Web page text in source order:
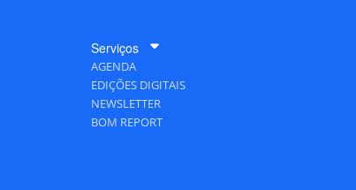
Serviços
AGENDA
EDIÇÕES DIGITAIS
NEWSLETTER
BOM REPORT